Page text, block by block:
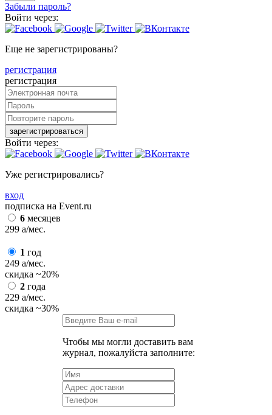
Забыли пароль?
Войти через:
Еще не зарегистрированы?
регистрация
регистрация
зарегистрироваться
Войти через:
Уже регистрировались?
вход
подписка на Event.ru
6 месяцев
299 a/мес.
1 год
249 a/мес.
скидка ~20%
2 года
229 a/мес.
скидка ~30%
Чтобы мы могли доставить вам
журнал, пожалуйста заполните: